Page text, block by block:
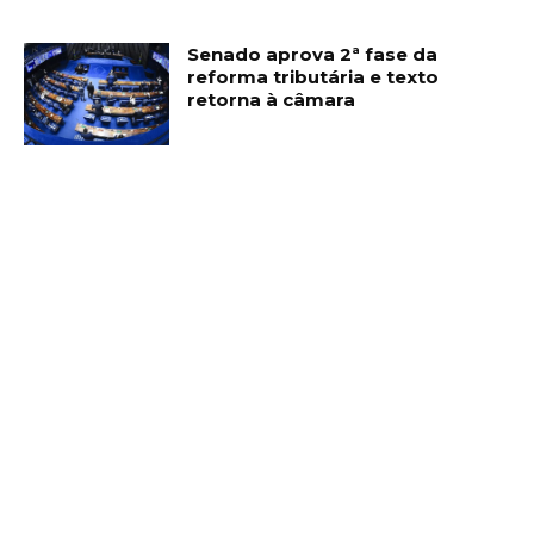
Senado aprova 2ª fase da
reforma tributária e texto
retorna à câmara